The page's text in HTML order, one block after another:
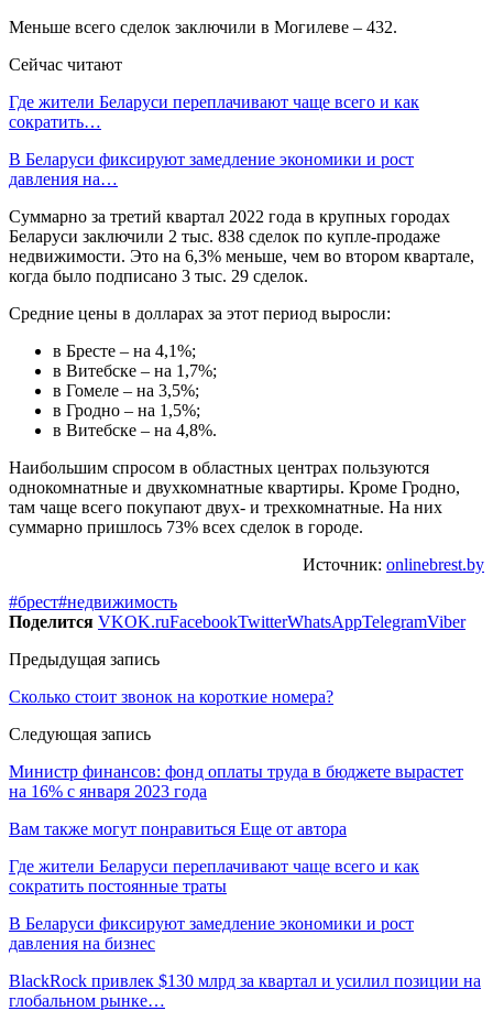
Меньше всего сделок заключили в Могилеве – 432.
Сейчас читают
Где жители Беларуси переплачивают чаще всего и как
сократить…
В Беларуси фиксируют замедление экономики и рост
давления на…
Суммарно за третий квартал 2022 года в крупных городах
Беларуси заключили 2 тыс. 838 сделок по купле-продаже
недвижимости. Это на 6,3% меньше, чем во втором квартале,
когда было подписано 3 тыс. 29 сделок.
Средние цены в долларах за этот период выросли:
в Бресте – на 4,1%;
в Витебске – на 1,7%;
в Гомеле – на 3,5%;
в Гродно – на 1,5%;
в Витебске – на 4,8%.
Наибольшим спросом в областных центрах пользуются
однокомнатные и двухкомнатные квартиры. Кроме Гродно,
там чаще всего покупают двух- и трехкомнатные. На них
суммарно пришлось 73% всех сделок в городе.
Источник: onlinebrest.by
#брест#недвижимость
Поделится VKOK.ruFacebookTwitterWhatsAppTelegramViber
Предыдущая запись
Сколько стоит звонок на короткие номера?
Следующая запись
Министр финансов: фонд оплаты труда в бюджете вырастет
на 16% с января 2023 года
Вам также могут понравиться Еще от автора
Где жители Беларуси переплачивают чаще всего и как
сократить постоянные траты
В Беларуси фиксируют замедление экономики и рост
давления на бизнес
BlackRock привлек $130 млрд за квартал и усилил позиции на
глобальном рынке…